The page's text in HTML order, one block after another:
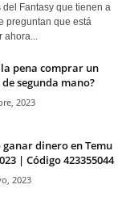
Fantasy que tienen a
preguntan que está
ahora...
la pena comprar un
segunda mano?
2023
ganar dinero en Temu
| Código 423355044
2023